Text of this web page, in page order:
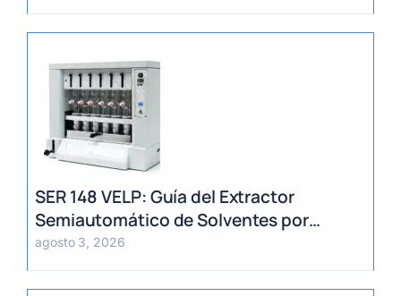
SER 148 VELP: Guía del Extractor
Semiautomático de Solventes por
Método Randall
agosto 3, 2026